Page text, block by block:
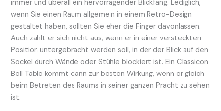
immer und überall ein hervorragender Blickfang. Lediglich,
wenn Sie einen Raum allgemein in einem Retro-Design
gestaltet haben, sollten Sie eher die Finger davonlassen.
Auch zahlt er sich nicht aus, wenn er in einer versteckten
Position untergebracht werden soll, in der der Blick auf den
Sockel durch Wände oder Stühle blockiert ist. Ein Classicon
Bell Table kommt dann zur besten Wirkung, wenn er gleich
beim Betreten des Raums in seiner ganzen Pracht zu sehen
ist.